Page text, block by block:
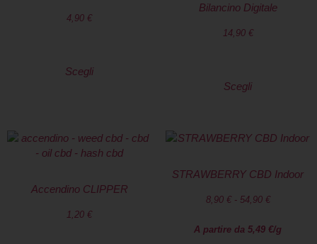
4,90 €
Scegli
Bilancino Digitale
14,90 €
Scegli
Accendino CLIPPER
1,20 €
STRAWBERRY CBD Indoor
8,90 € - 54,90 €
A partire da 5,49 €/g